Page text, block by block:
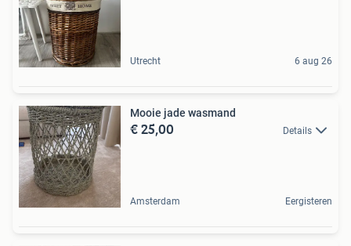
Utrecht 6 aug 26
Mooie jade wasmand
€ 25,00 Details
Amsterdam Eergisteren